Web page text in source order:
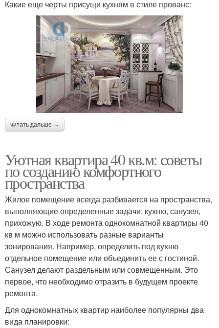
Какие еще черты присущи кухням в стиле прованс:
читать дальше →
Уютная квартира 40 кв.м: советы
по созданию комфортного
пространства
Жилое помещение всегда разбивается на пространства,
выполняющие определенные задачи: кухню, санузел,
прихожую. В ходе ремонта однокомнатной квартиры 40
кв м можно использовать разные варианты
зонирования. Например, определить под кухню
отдельное помещение или объединить ее с гостиной.
Санузел делают раздельным или совмещенным. Это
первое, что необходимо отразить в будущем проекте
ремонта.
Для однокомнатных квартир наиболее популярны два
вида планировки: